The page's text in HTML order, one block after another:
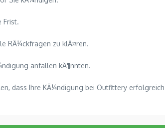
Frist.
RÃ¼ckfragen zu klÃ¤ren.
anfallen kÃ¶nnten.
dass Ihre KÃ¼ndigung bei Outfittery